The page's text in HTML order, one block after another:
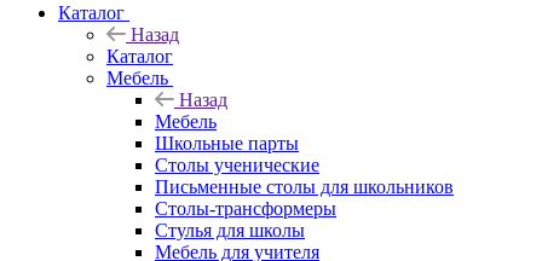
Каталог
Назад
Каталог
Мебель
Назад
Мебель
Школьные парты
Столы ученические
Письменные столы для школьников
Столы-трансформеры
Стулья для школы
Мебель для учителя